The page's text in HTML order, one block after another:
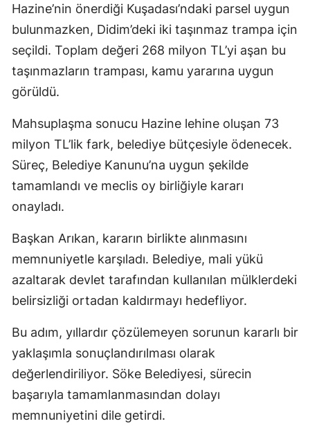
Hazine’nin önerdiği Kuşadası’ndaki parsel uygun
bulunmazken, Didim’deki iki taşınmaz trampa için
seçildi. Toplam değeri 268 milyon TL’yi aşan bu
taşınmazların trampası, kamu yararına uygun
görüldü.
Mahsuplaşma sonucu Hazine lehine oluşan 73
milyon TL’lik fark, belediye bütçesiyle ödenecek.
Süreç, Belediye Kanunu’na uygun şekilde
tamamlandı ve meclis oy birliğiyle kararı
onayladı.
Başkan Arıkan, kararın birlikte alınmasını
memnuniyetle karşıladı. Belediye, mali yükü
azaltarak devlet tarafından kullanılan mülklerdeki
belirsizliği ortadan kaldırmayı hedefliyor.
Bu adım, yıllardır çözülemeyen sorunun kararlı bir
yaklaşımla sonuçlandırılması olarak
değerlendiriliyor. Söke Belediyesi, sürecin
başarıyla tamamlanmasından dolayı
memnuniyetini dile getirdi.